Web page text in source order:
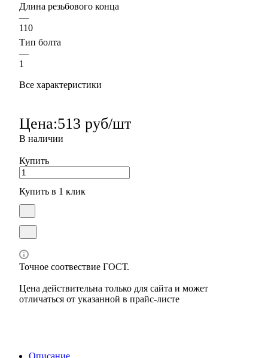
Длина резьбового конца
—
110
Тип болта
—
1
Все характеристики
Цена:513 руб/шт
В наличии
Купить
Купить в 1 клик
Точное соотвествие ГОСТ.
Цена действительна только для сайта и может
отличаться от указанной в прайс-листе
Описание